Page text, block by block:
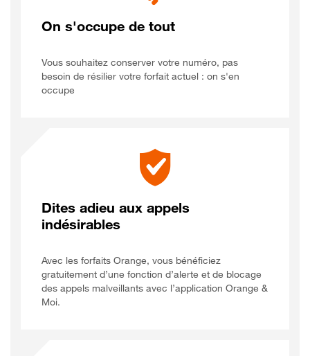
On s'occupe de tout
Vous souhaitez conserver votre numéro, pas
besoin de résilier votre forfait actuel : on s'en
occupe
Dites adieu aux appels
indésirables
Avec les forfaits Orange, vous bénéficiez
gratuitement d’une fonction d’alerte et de blocage
des appels malveillants avec l’application Orange &
MoiOrange et Moi
.